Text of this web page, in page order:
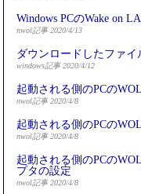
Windows PCのWake on
nwol記事 2020/4/13
ダウンロードしたファ
windows記事 2020/4/12
起動される側のPCの
nwol記事 2020/4/8
起動される側のPCの
nwol記事 2020/4/8
起動される側のPCの
プタの設定
nwol記事 2020/4/8